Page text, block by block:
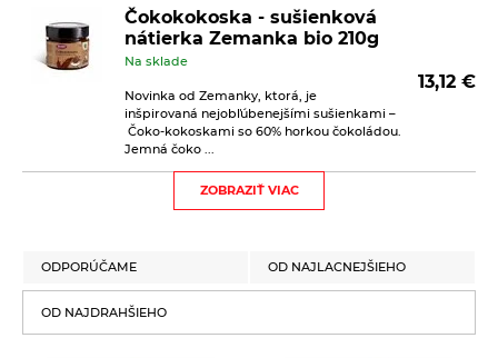
Čokokokoska - sušienková
nátierka Zemanka bio 210g
Na sklade
Novinka od Zemanky, ktorá, je
inšpirovaná nejobľúbenejšími sušienkami –
Čoko-kokoskami so 60% horkou čokoládou.
Jemná čoko ...
13,12 €
Kávové sušienky s kokosom
Biopekárna Zemanka bio
Na sklade
Kávové sušienky sú sladené prírodným
trstinovým cukrom. Bez palmového tuku.
Bez vajec. Bez mlieka. Bez bieleho cukru.
ZOBRAZIŤ VIAC
ODPORÚČAME OD NAJLACNEJŠIEHO
OD NAJDRAHŠIEHO